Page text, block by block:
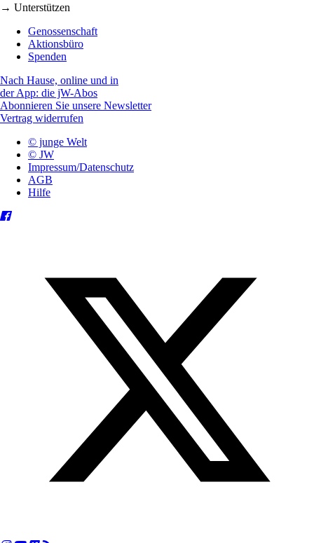
→ Unterstützen
Genossenschaft
Aktionsbüro
Spenden
Nach Hause, online und in
der App: die jW-Abos
Abonnieren Sie unsere Newsletter
Vertrag widerrufen
© junge Welt
© JW
Impressum/Datenschutz
AGB
Hilfe